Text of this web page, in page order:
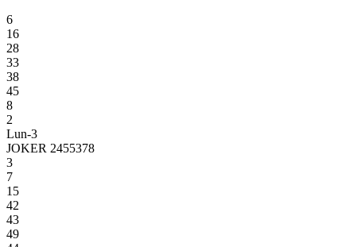
6
16
28
33
38
45
8
2
Lun-3
JOKER 2455378
3
7
15
42
43
49